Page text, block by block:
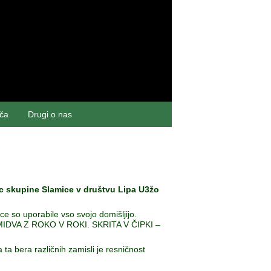
Drugi o nas
Slamice v društvu Lipa U3žo
so uporabile vso svojo domišljijo.
Z ROKO V ROKI. SKRITA V ČIPKI –
bera različnih zamisli je resničnost